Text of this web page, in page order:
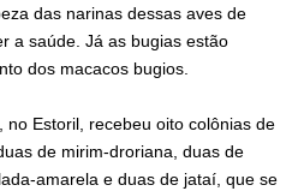
das narinas dessas aves de
a saúde. Já as bugias estão
dos macacos bugios.
no Estoril, recebeu oito colônias de
de mirim-droriana, duas de
amarela e duas de jataí, que se